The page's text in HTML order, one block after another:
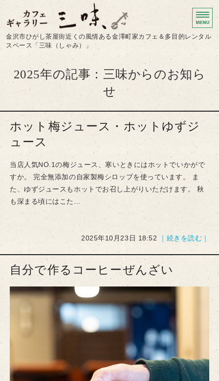
カフェギャラリー三味
金沢市ひがし茶屋街近くの風情ある金澤町家カフェ＆多目的レンタル
スペース「三味（しゃみ）」
ホーム
カフェ
レンタルスペース
レンタルスペース利用案内
お店からのお知らせ
2025年の記事：三味からのお知ら
せ
ホット梅ジュース・ホットゆずジ
ュース
当店人気NO.1の梅ジュース、寒いときにはホットでいかがで
すか。 完全無添加の自家製梅シロップを使っています。 ま
た、ゆずジュースもホットでお召し上がりいただけます。 秋
も深まる頃にはこた...
2025年10月23日 18:52 ｜続きを読む｜
自分で作るコーヒーぜんざい